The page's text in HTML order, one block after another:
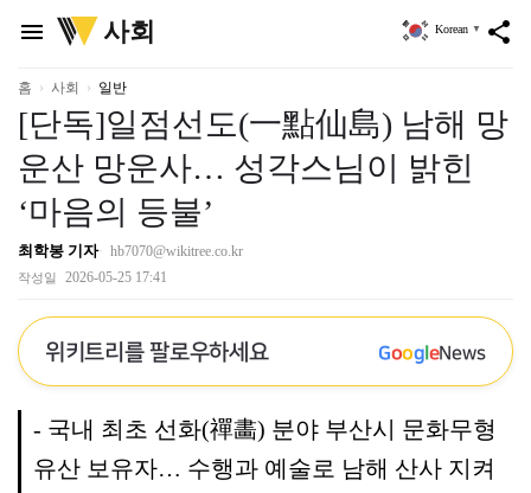
menu
위
키
리
사회 share
Korean ▼
홈 사회 일반
[단독]일점선도(一點仙島) 남해 망
운산 망운사… 성각스님이 밝힌
‘마음의 등불’
최학봉 기자 hb7070@wikitree.co.kr
작성일 2026-05-25 17:41
위키트리를 팔로우하세요 GoogleNews
- 국내 최초 선화(禪畵) 분야 부산시 문화무형
유산 보유자… 수행과 예술로 남해 산사 지켜